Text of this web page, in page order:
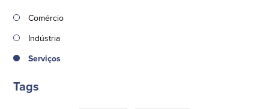
Comércio
Indústria
Serviços
Tags